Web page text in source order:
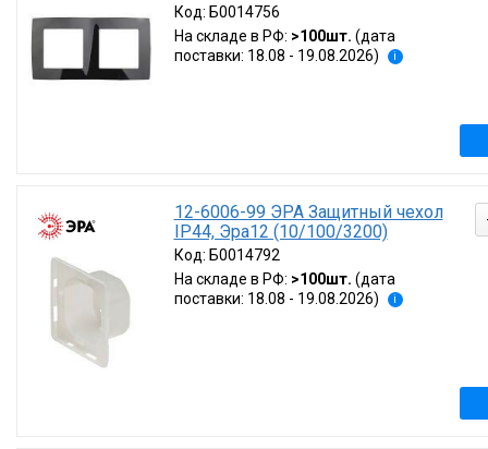
Код: Б0014756
На складе в РФ: >100шт. (дата
поставки: 18.08 - 19.08.2026)
i
12-6006-99 ЭРА Защитный чехол
IP44, Эра12 (10/100/3200)
Код: Б0014792
На складе в РФ: >100шт. (дата
поставки: 18.08 - 19.08.2026)
i